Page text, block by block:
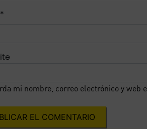
*
mi nombre, correo electrónico y web